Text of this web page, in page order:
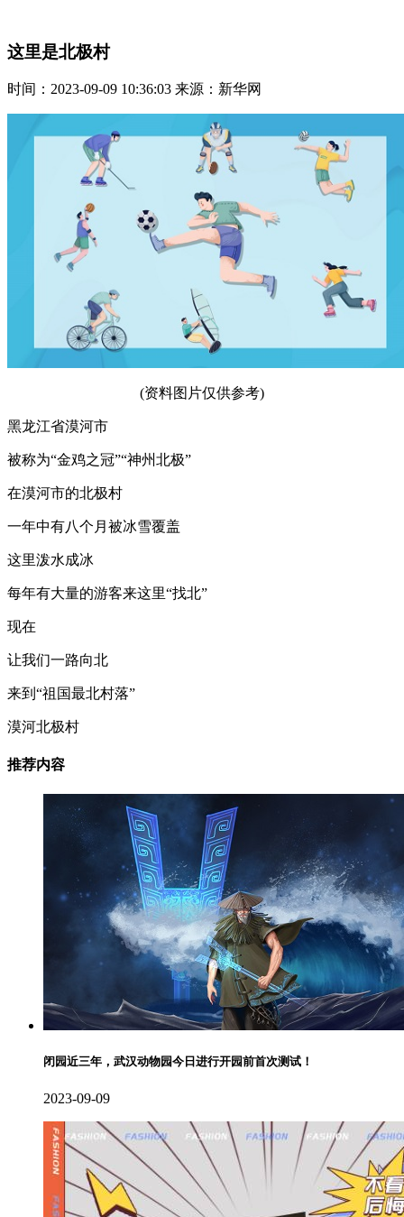
这里是北极村
时间：2023-09-09 10:36:03 来源：新华网
(资料图片仅供参考)
黑龙江省漠河市
被称为“金鸡之冠”“神州北极”
在漠河市的北极村
一年中有八个月被冰雪覆盖
这里泼水成冰
每年有大量的游客来这里“找北”
现在
让我们一路向北
来到“祖国最北村落”
漠河北极村
推荐内容
闭园近三年，武汉动物园今日进行开园前首次测试！
2023-09-09